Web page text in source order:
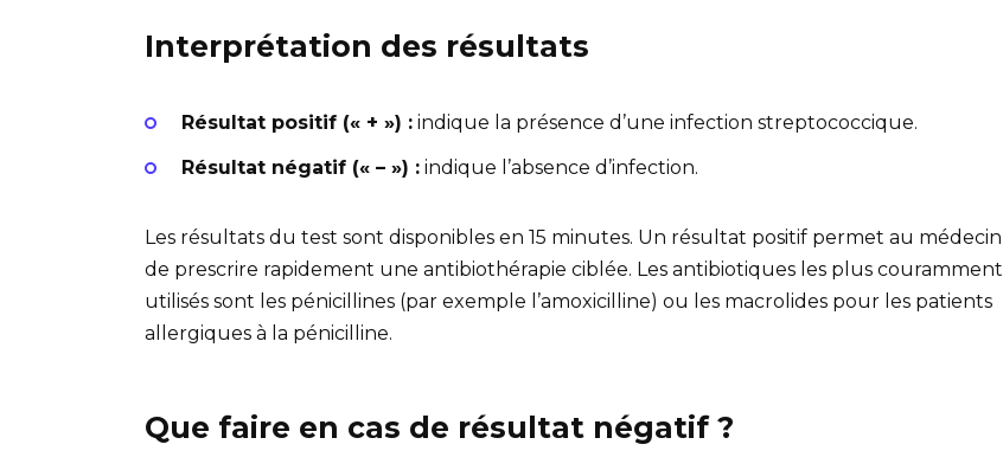
Interprétation des résultats
Résultat positif (« + ») :indique la présence d’une infection streptococcique.
Résultat négatif (« – ») :indique l’absence d’infection.
Les résultats du test sont disponibles en 15 minutes. Un résultat positif permet au médecin
de prescrire rapidement une antibiothérapie ciblée. Les antibiotiques les plus couramment
utilisés sont les pénicillines (par exemple l’amoxicilline) ou les macrolides pour les patients
allergiques à la pénicilline.
Que faire en cas de résultat négatif ?